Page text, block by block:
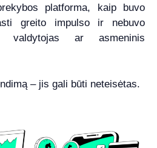
platforma, kaip buvo
greito impulso ir nebuvo
valdytojas ar asmeninis
– jis gali būti neteisėtas.